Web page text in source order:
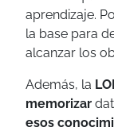
aprendizaje.
la base para
alcanzar los
Además, la
memorizar
esos